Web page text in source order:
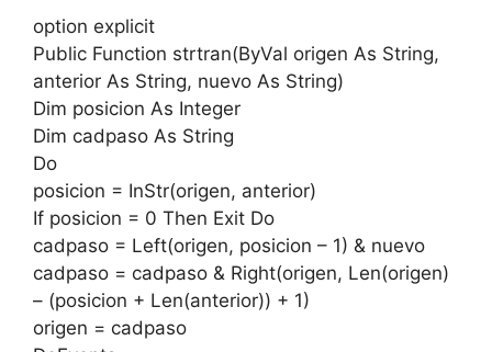
option explicit
Public Function strtran(ByVal origen As String,
anterior As String, nuevo As String)
Dim posicion As Integer
Dim cadpaso As String
Do
posicion = InStr(origen, anterior)
If posicion = 0 Then Exit Do
cadpaso = Left(origen, posicion – 1) & nuevo
cadpaso = cadpaso & Right(origen, Len(origen)
– (posicion + Len(anterior)) + 1)
origen = cadpaso